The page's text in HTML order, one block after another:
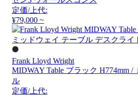
定価/上代:
¥79,000 ~
Frank Lloyd Wright
MIDWAY Table ブラック H774mm /
ル
定価/上代: